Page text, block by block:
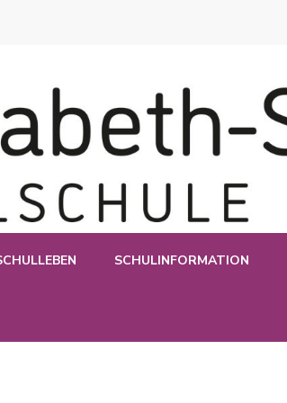
SCHULINFORMATION